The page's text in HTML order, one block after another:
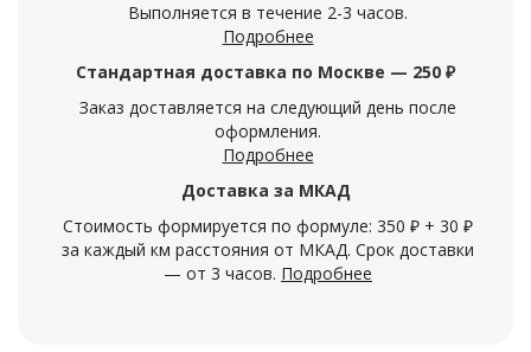
Выполняется в течение 2-3 часов.
Подробнее
Стандартная доставка по Москве — 250 ₽
Заказ доставляется на следующий день после
оформления.
Подробнее
Доставка за МКАД
Стоимость формируется по формуле: 350 ₽ + 30 ₽
за каждый км расстояния от МКАД. Срок доставки
— от 3 часов. Подробнее